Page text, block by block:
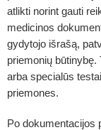
atlikti norint gauti
medicinos
gydytojo išrašą,
priemonių
arba specialūs
priemones.
Po dokumentacijos